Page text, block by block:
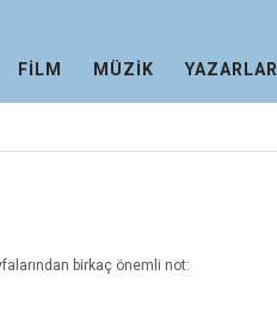
FİLM MÜZİK YAZARLAR
birkaç önemli not: